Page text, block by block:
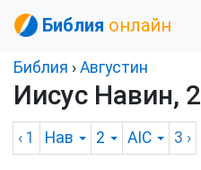
Библия онлайн
Библия › Августин
Иисус Навин, 2
‹ 1 Нав 2 AIC 3 ›